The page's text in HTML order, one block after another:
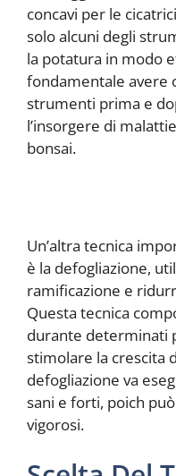
concavi per le
solo alcuni degli
la potatura in modo
fondamentale avere
strumenti prima e
l’insorgere di
bonsai.
Un’altra tecnica
è la defogliazione,
ramificazione e
Questa tecnica
durante determinati
stimolare la crescita
defogliazione va
sani e forti, poich
vigorosi.